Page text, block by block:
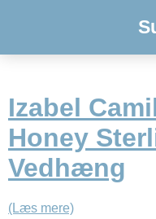
Izabel
Honey
Vedhæng
(Læs mere)